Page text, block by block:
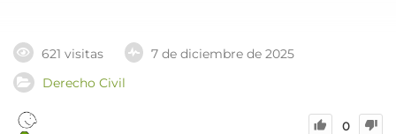
621 visitas
7 de diciembre de 2025
Derecho Civil
0